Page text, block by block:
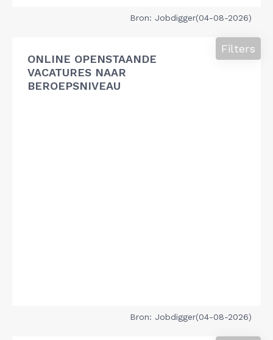
Bron: Jobdigger(04-08-2026)
ONLINE OPENSTAANDE
VACATURES NAAR
BEROEPSNIVEAU
Filters
Bron: Jobdigger(04-08-2026)